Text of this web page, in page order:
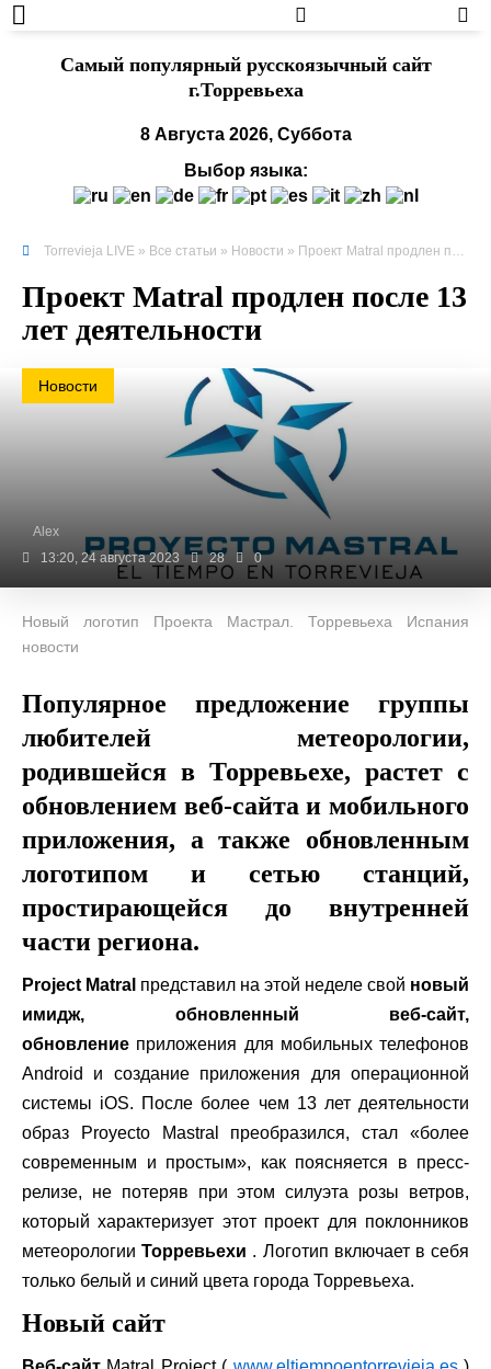
Cамый популярный русскоязычный сайт
г.Торревьеха
8 Августа 2026, Суббота
Выбор языка:
Torrevieja LIVE » Все статьи » Новости » Проект Matral продлен после 13 лет деятельности
Проект Matral продлен после 13
лет деятельности
Новости
Alex
13:20, 24 августа 2023
28 0
Новый логотип Проекта Мастрал. Торревьеха Испания
новости
Популярное предложение группы
любителей метеорологии,
родившейся в Торревьехе, растет с
обновлением веб-сайта и мобильного
приложения, а также обновленным
логотипом и сетью станций,
простирающейся до внутренней
части региона.
Project Matral представил на этой неделе свой новый
имидж, обновленный веб-сайт,
обновление приложения для мобильных телефонов
Android и создание приложения для операционной
системы iOS. После более чем 13 лет деятельности
образ Proyecto Mastral преобразился, стал «более
современным и простым», как поясняется в пресс-
релизе, не потеряв при этом силуэта розы ветров,
который характеризует этот проект для поклонников
метеорологииТорревьехи . Логотип включает в себя
только белый и синий цвета города Торревьеха.
Новый сайт